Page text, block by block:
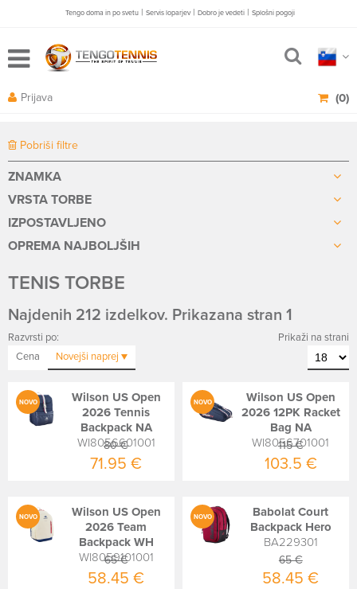
Tengo doma in po svetu | Servis loparjev | Dobro je vedeti | Splošni pogoji
(0)
Prijava
Pobriši filtre
ZNAMKA
VRSTA TORBE
IZPOSTAVLJENO
OPREMA NAJBOLJŠIH
TENIS TORBE
Najdenih 212 izdelkov. Prikazana stran 1
Razvrsti po:
Cena
Novejši naprej
Prikaži na strani
NOVO
Wilson US Open
2026 Tennis
Backpack NA
WI8056601001
80 €
71.95 €
NOVO
Wilson US Open
2026 12PK Racket
Bag NA
WI8056701001
115 €
103.5 €
NOVO
Wilson US Open
2026 Team
Backpack WH
WI8059101001
65 €
58.45 €
NOVO
Babolat Court
Backpack Hero
BA229301
65 €
58.45 €